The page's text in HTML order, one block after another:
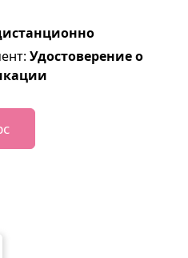
Удостоверение о